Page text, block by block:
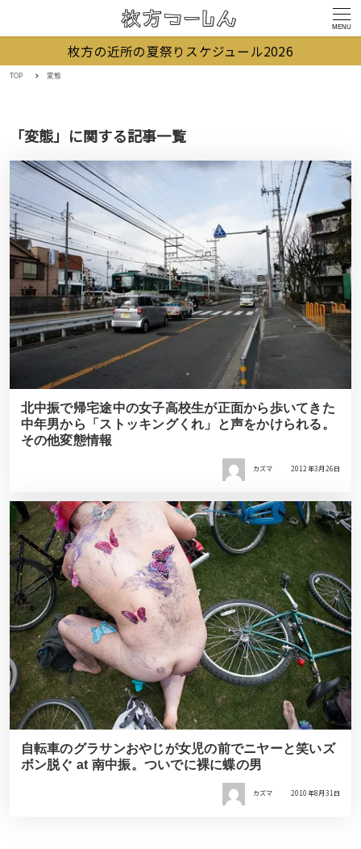
MENU
枚方の近所の夏祭りスケジュール2026
TOP 変態
「変態」に関する記事一覧
北中振で帰宅途中の女子高校生が正面から歩いてきた
中年男から「ストッキングくれ」と声をかけられる。
その他変態情報
カズマ 2012年3月26日
自転車のグラサンおやじが女児の前でニヤーと笑いズ
ボン脱ぐ at 南中振。ついでに裸に蝶の男
カズマ 2010年8月31日